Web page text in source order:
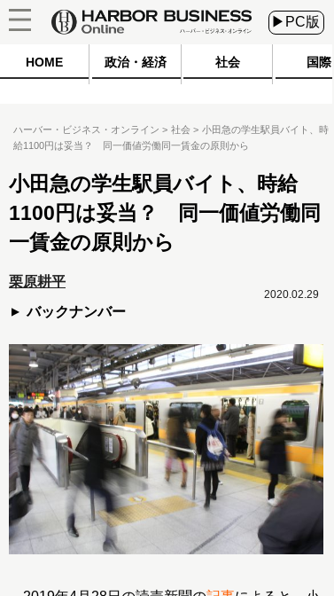
▶PC版
HOME 政治・経済 社会 国際
ハーバー・ビジネス・オンライン 社会
小田急の学生駅員バイト、時
給1100円は妥当？ 同一価値労働同一賃金の原則から
小田急の学生駅員バイト、時給
1100円は妥当？ 同一価値労働同
一賃金の原則から
栗原耕平
バックナンバー
2020.02.29